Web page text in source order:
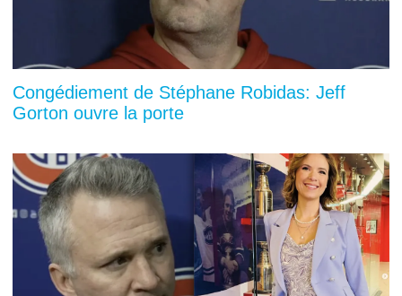
Congédiement de Stéphane Robidas: Jeff
Gorton ouvre la porte